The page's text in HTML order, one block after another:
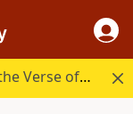
Start your day in God's Word with the Verse of the Day.